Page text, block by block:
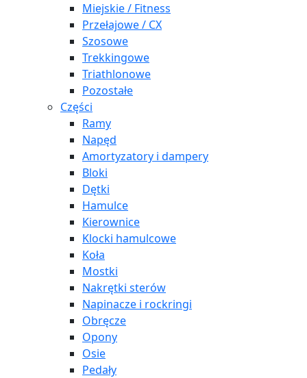
Miejskie / Fitness
Przełajowe / CX
Szosowe
Trekkingowe
Triathlonowe
Pozostałe
Części
Ramy
Napęd
Amortyzatory i dampery
Bloki
Dętki
Hamulce
Kierownice
Klocki hamulcowe
Koła
Mostki
Nakrętki sterów
Napinacze i rockringi
Obręcze
Opony
Osie
Pedały